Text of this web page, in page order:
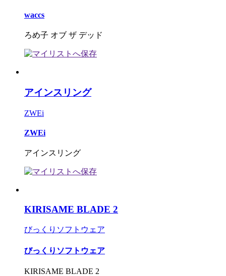
waccs
ろめ子 オブ ザ デッド
アインスリング
ZWEi
ZWEi
アインスリング
KIRISAME BLADE 2
びっくりソフトウェア
びっくりソフトウェア
KIRISAME BLADE 2